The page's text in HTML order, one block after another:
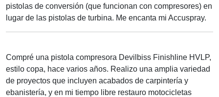
pistolas de conversión (que funcionan con compresores) en
lugar de las pistolas de turbina. Me encanta mi Accuspray.
Compré una pistola compresora Devilbiss Finishline HVLP,
estilo copa, hace varios años. Realizo una amplia variedad
de proyectos que incluyen acabados de carpintería y
ebanistería, y en mi tiempo libre restauro motocicletas